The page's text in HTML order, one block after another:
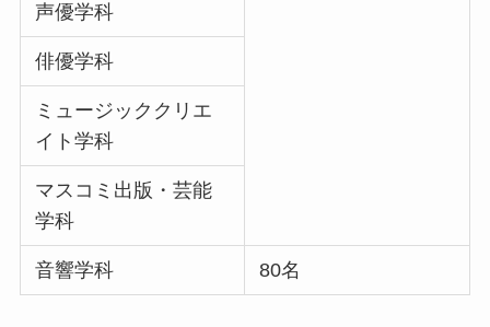
声優学科
俳優学科
ミュージッククリエ
イト学科
マスコミ出版・芸能
学科
音響学科 80名